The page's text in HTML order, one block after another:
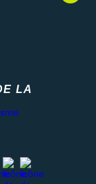
LA
stravayoutube